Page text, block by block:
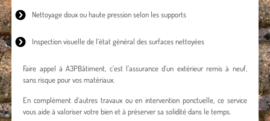
Nettoyage doux ou haute pression selon les supports
Inspection visuelle de l’état général des surfaces nettoyées
Faire appel à A3PBâtiment, c’est l’assurance d’un extérieur remis à neuf,
sans risque pour vos matériaux.
En complément d’autres travaux ou en intervention ponctuelle, ce service
vous aide à valoriser votre bien et à préserver sa solidité dans le temps.